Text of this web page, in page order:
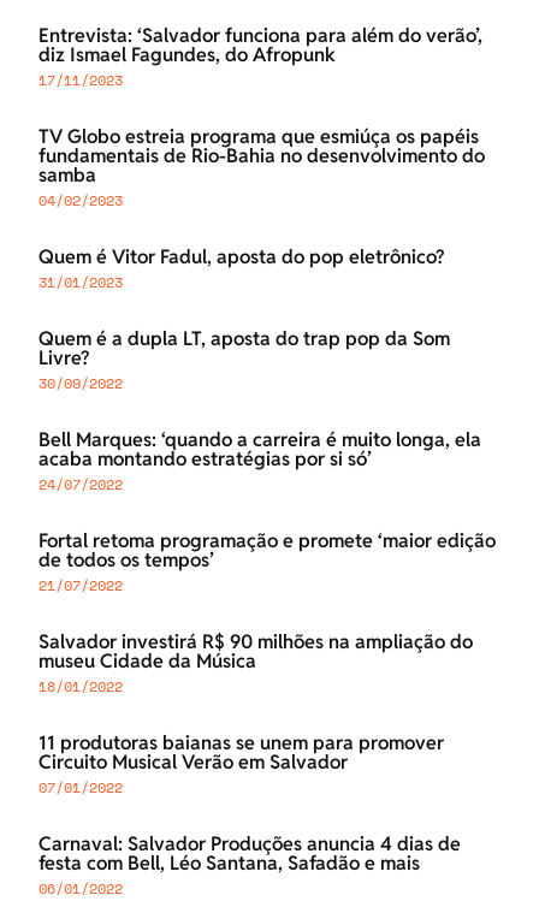
Entrevista: ‘Salvador funciona para além do verão’,
diz Ismael Fagundes, do Afropunk
17/11/2023
TV Globo estreia programa que esmiúça os papéis
fundamentais de Rio-Bahia no desenvolvimento do
samba
04/02/2023
Quem é Vitor Fadul, aposta do pop eletrônico?
31/01/2023
Quem é a dupla LT, aposta do trap pop da Som
Livre?
30/09/2022
Bell Marques: ‘quando a carreira é muito longa, ela
acaba montando estratégias por si só’
24/07/2022
Fortal retoma programação e promete ‘maior edição
de todos os tempos’
21/07/2022
Salvador investirá R$ 90 milhões na ampliação do
museu Cidade da Música
18/01/2022
11 produtoras baianas se unem para promover
Circuito Musical Verão em Salvador
07/01/2022
Carnaval: Salvador Produções anuncia 4 dias de
festa com Bell, Léo Santana, Safadão e mais
06/01/2022